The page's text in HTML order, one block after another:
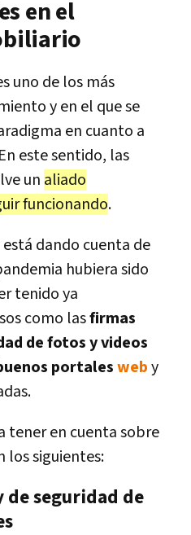
en el
uno de los más
y en el que se
en cuanto a
este sentido, las
un aliado
funcionando.
dando cuenta de
hubiera sido
tenido ya
como lasfirmas
de fotos y videos
portalesweby
tener en cuenta sobre
los siguientes:
de seguridad de